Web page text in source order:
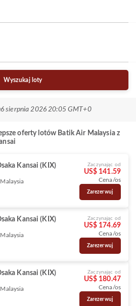
Wyszukaj loty
6 sierpnia 2026 20:05 GMT+0
oferty lotów Batik Air Malaysia z
Kansai (KIX) Zaczynając od
US$ 141.59
Cena/os
Zarezerwuj
Kansai (KIX) Zaczynając od
US$ 174.69
Cena/os
Zarezerwuj
Kansai (KIX) Zaczynając od
US$ 180.47
Cena/os
Zarezerwuj